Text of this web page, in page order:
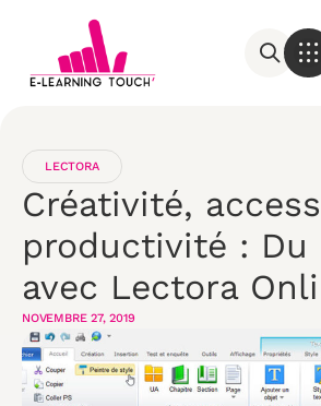
LECTORA
Créativité,
productivité : Du
avec Lectora
NOVEMBRE 27, 2019